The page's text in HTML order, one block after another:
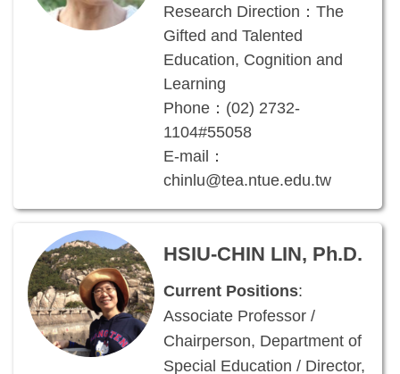
Research Direction：The
Gifted and Talented
Education, Cognition and
Learning
Phone：(02) 2732-
1104#55058
E-mail：
chinlu@tea.ntue.edu.tw
HSIU-CHIN LIN, Ph.D.
Current Positions:
Associate Professor /
Chairperson, Department of
Special Education / Director,